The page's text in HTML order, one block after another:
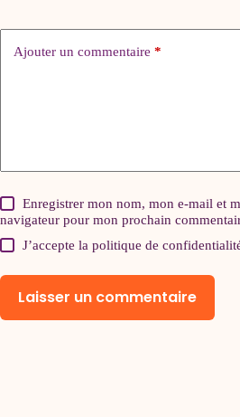
Ajouter un commentaire *
Enregistrer mon nom, mon e-mail et
navigateur pour mon prochain
J’accepte lapolitique de
Laisser un commentaire